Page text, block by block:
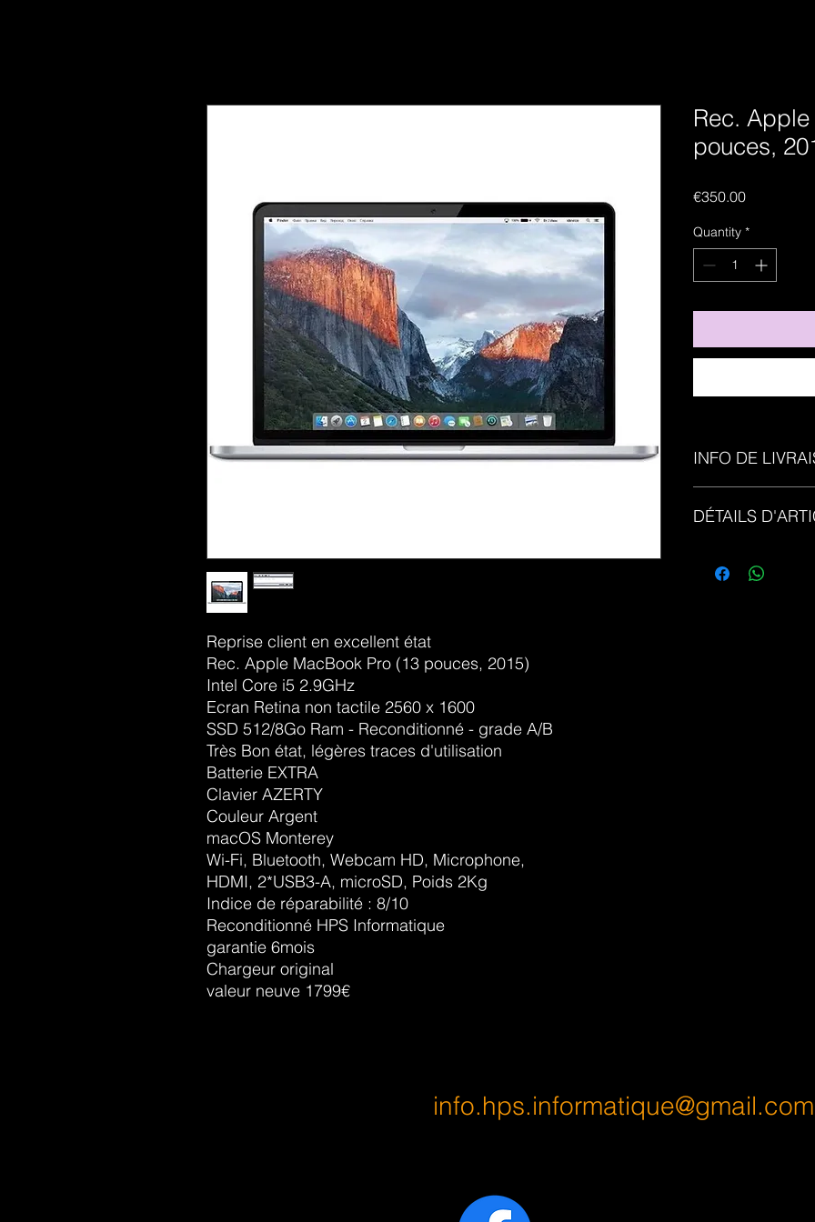
Reprise client en excellent état
Rec. Apple MacBook Pro (13 pouces, 2015)
Intel Core i5 2.9GHz
Ecran Retina non tactile 2560 x 1600
SSD 512/8Go Ram - Reconditionné - grade A/B
Très Bon état, légères traces d'utilisation
Batterie EXTRA
Clavier AZERTY
Couleur Argent
macOS Monterey
Wi-Fi, Bluetooth, Webcam HD, Microphone,
HDMI, 2*USB3-A, microSD, Poids 2Kg
Indice de réparabilité : 8/10
Reconditionné HPS Informatique
garantie 6mois
Chargeur original
valeur neuve 1799€
Rec.
pouces,
€350.00Price
Quantity *
INFO DE
DÉTAILS
info.hps.informatique@gmail.com